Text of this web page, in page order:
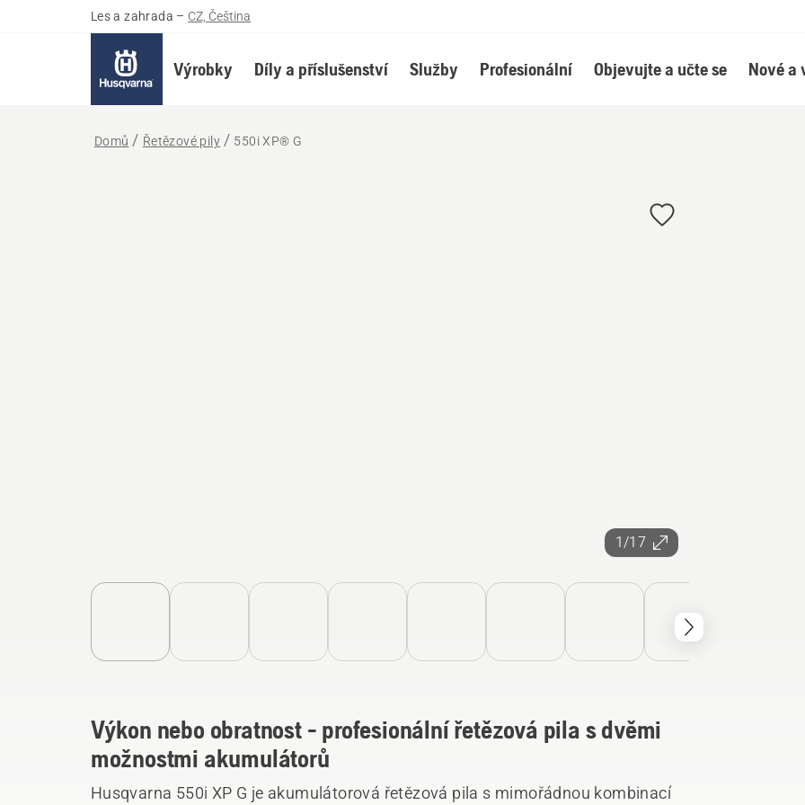
Les a zahrada – CZ, Čeština
Výrobky Díly a příslušenství Služby Profesionální Objevujte a učte se Nové a
Domů Řetězové pily 550i XP® G
1/17
Výkon nebo obratnost - profesionální řetězová pila s dvěmi
možnostmi akumulátorů
Husqvarna 550i XP G je akumulátorová řetězová pila s mimořádnou kombinací